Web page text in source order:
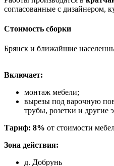
согласованные с дизайнером,
Стоимость сборки
Брянск и ближайшие
Включает:
монтаж мебели;
вырезы под варочную
трубы, розетки и другие
Тариф: 8% от стоимости
Зона действия:
д. Добрунь